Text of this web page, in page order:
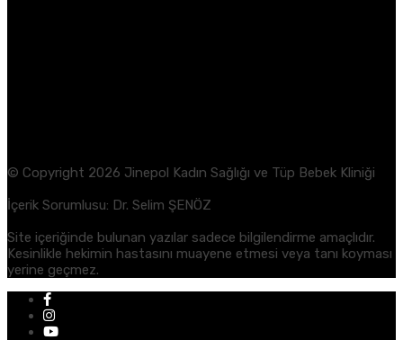
© Copyright 2026 Jinepol Kadın Sağlığı ve Tüp Bebek Kliniği
İçerik Sorumlusu: Dr. Selim ŞENÖZ
Site içeriğinde bulunan yazılar sadece bilgilendirme amaçlıdır.
Kesinlikle hekimin hastasını muayene etmesi veya tanı koyması
yerine geçmez.